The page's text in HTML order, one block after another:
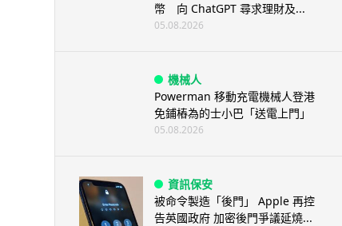
幣 向 ChatGPT 尋求理財及...
05.08.2026
機械人
Powerman 移動充電機械人登港
免鋪樁為的士小巴「送電上門」
05.08.2026
資訊保安
被命令製造「後門」 Apple 再控
告英國政府 加密後門爭議延燒...